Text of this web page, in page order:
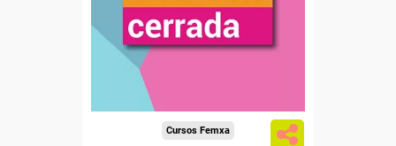
Cursos Femxa